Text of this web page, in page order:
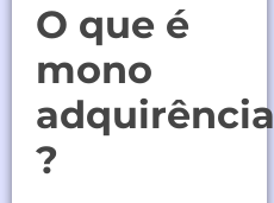
O que é
mono
adquirência
?